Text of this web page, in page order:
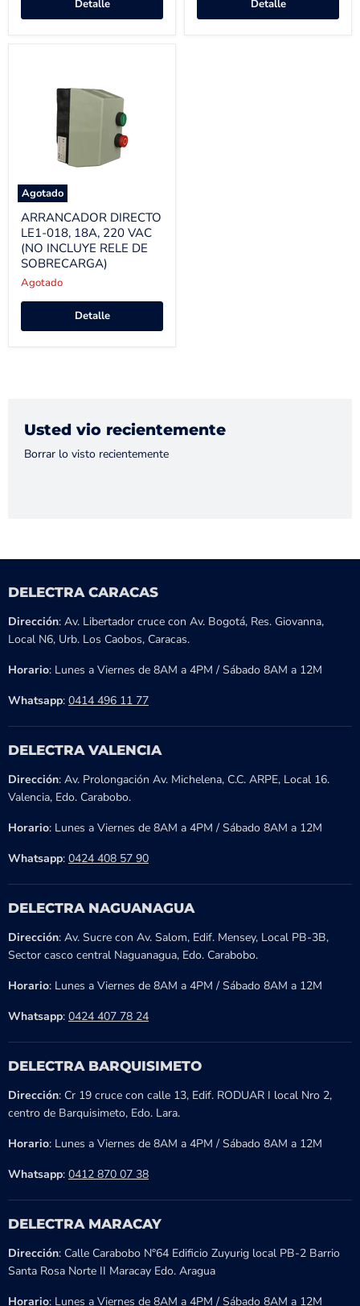
Detalle Detalle
Agotado
ARRANCADOR DIRECTO
LE1-018, 18A, 220 VAC
(NO INCLUYE RELE DE
SOBRECARGA)
Agotado
Detalle
Usted vio recientemente
Borrar lo visto recientemente
DELECTRA CARACAS
Dirección: Av. Libertador cruce con Av. Bogotá, Res. Giovanna,
Local N6, Urb. Los Caobos, Caracas.
Horario: Lunes a Viernes de 8AM a 4PM / Sábado 8AM a 12M
Whatsapp: 0414 496 11 77
DELECTRA VALENCIA
Dirección: Av. Prolongación Av. Michelena, C.C. ARPE, Local 16.
Valencia, Edo. Carabobo.
Horario: Lunes a Viernes de 8AM a 4PM / Sábado 8AM a 12M
Whatsapp: 0424 408 57 90
DELECTRA NAGUANAGUA
Dirección: Av. Sucre con Av. Salom, Edif. Mensey, Local PB-3B,
Sector casco central Naguanagua, Edo. Carabobo.
Horario: Lunes a Viernes de 8AM a 4PM / Sábado 8AM a 12M
Whatsapp: 0424 407 78 24
DELECTRA BARQUISIMETO
Dirección: Cr 19 cruce con calle 13, Edif. RODUAR I local Nro 2,
centro de Barquisimeto, Edo. Lara.
Horario: Lunes a Viernes de 8AM a 4PM / Sábado 8AM a 12M
Whatsapp: 0412 870 07 38
DELECTRA MARACAY
Dirección: Calle Carabobo N°64 Edificio Zuyurig local PB-2 Barrio
Santa Rosa Norte II Maracay Edo. Aragua
Horario: Lunes a Viernes de 8AM a 4PM / Sábado 8AM a 12M